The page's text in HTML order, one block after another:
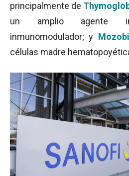
principalmente de
un amplio agente
inmunomodulador; y Mozobil
células madre